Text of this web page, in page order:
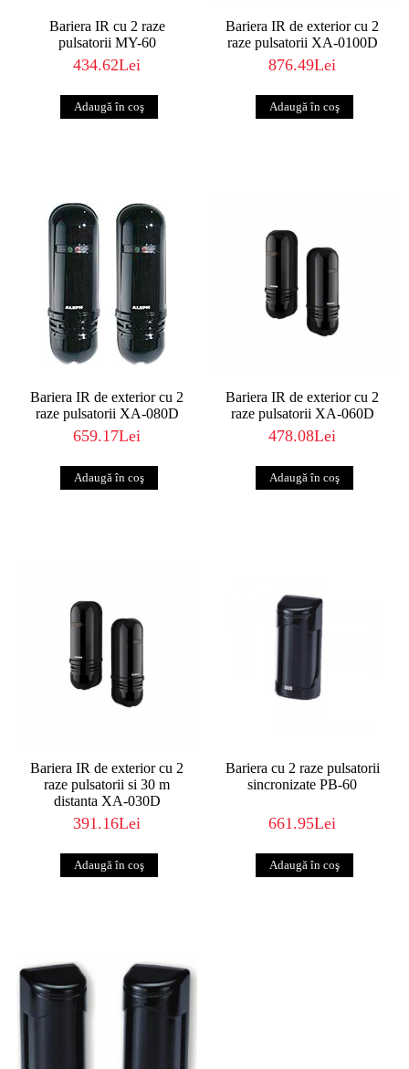
Bariera IR cu 2 raze
pulsatorii MY-60
434.62Lei
Bariera IR de exterior cu 2
raze pulsatorii XA-0100D
876.49Lei
Bariera IR de exterior cu 2
raze pulsatorii XA-080D
659.17Lei
Bariera IR de exterior cu 2
raze pulsatorii XA-060D
478.08Lei
Bariera IR de exterior cu 2
raze pulsatorii si 30 m
distanta XA-030D
391.16Lei
Bariera cu 2 raze pulsatorii
sincronizate PB-60
661.95Lei